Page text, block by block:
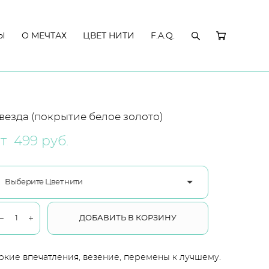
О МЕЧТАХ ЦВЕТ НИТИ F.A.Q.
О МЕЧТАХ ЦВЕТ НИТИ F.A.Q.
(покрытие белое золото)
499 pуб.
Выберите Цвет нити
ДОБАВИТЬ В КОРЗИНУ
впечатления, везение, перемены к лучшему.